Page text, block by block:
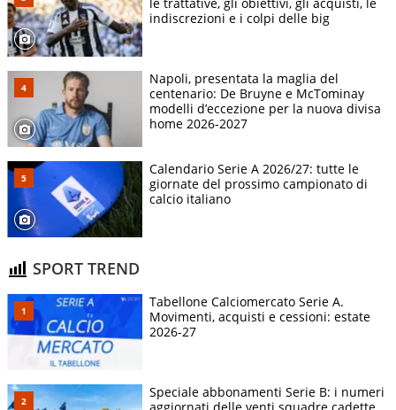
indiscrezioni e i colpi delle big
Napoli, presentata la maglia del
centenario: De Bruyne e McTominay
modelli d’eccezione per la nuova divisa
home 2026-2027
Calendario Serie A 2026/27: tutte le
giornate del prossimo campionato di
calcio italiano
SPORT TREND
Tabellone Calciomercato Serie A.
Movimenti, acquisti e cessioni: estate
2026-27
Speciale abbonamenti Serie B: i numeri